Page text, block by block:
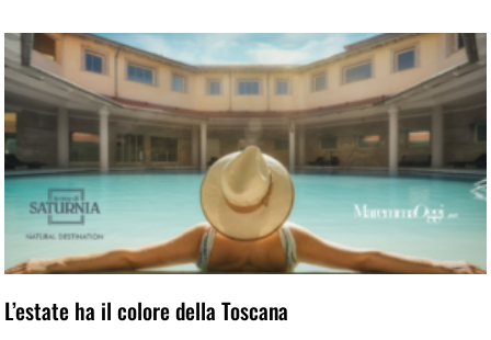
L’estate ha il colore della Toscana